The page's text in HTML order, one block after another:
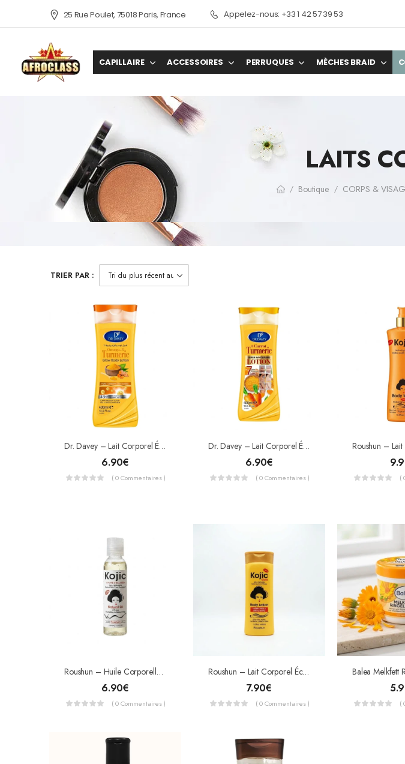
25 Rue Poulet, 75018 Paris, France Appelez-nous: +33 1 42 57 39 53
CAPILLAIRE ACCESSOIRES PERRUQUES MÈCHES BRAID
LAITS
/ Boutique / CORPS &
TRIER PAR :
Dr. Davey – Lait Corporel Éclaircissant Curcuma & Oméga-3 – Turmeric Glow Body Lotion (400 Ml)
6.90€
( 0 Commentaires )
Dr. Davey – Lait Corporel Éclaircissant Carotte & Curcuma – Super Whitening Lotion (400 Ml)
6.90€
( 0 Commentaires ) (
Roushun – Huile Corporelle Éclaircissante Kojic + Pure Collagen – Hydratante & Anti-Âge – 118ml
6.90€
( 0 Commentaires )
Roushun – Lait Corporel Éclaircissant Kojic Gluta – Hydratant & Anti-Taches – 400ml
7.90€
( 0 Commentaires ) (